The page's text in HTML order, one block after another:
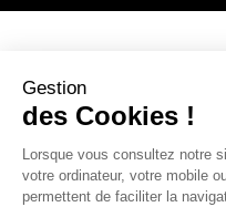
Gestion
des Cookies !
Lorsque vous consultez notre
votre ordinateur, votre mobile
permettent de faciliter la
NOS SERVICES
L’ENSEIGNE DISTRICENTER